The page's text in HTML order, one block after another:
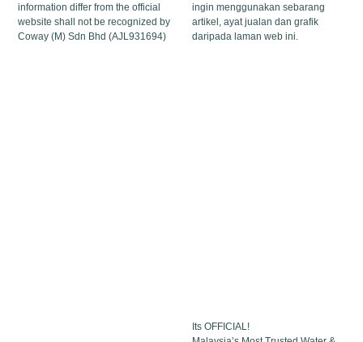
information differ from the official
website shall not be recognized by
Coway (M) Sdn Bhd (AJL931694)
ingin menggunakan sebarang
artikel, ayat jualan dan grafik
daripada laman web ini.
Its OFFICIAL!